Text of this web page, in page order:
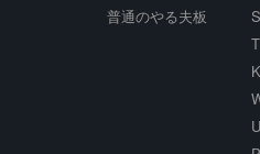
普通のやる夫板